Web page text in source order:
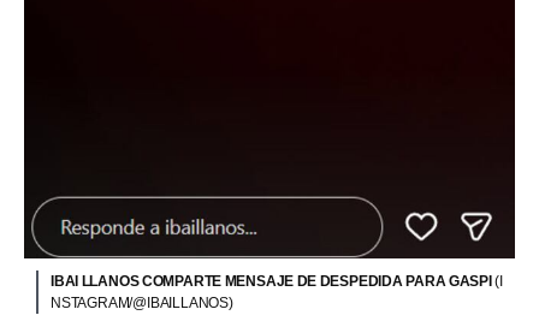
IBAI LLANOS COMPARTE MENSAJE DE DESPEDIDA PARA GASPI(I
NSTAGRAM/@IBAILLANOS)